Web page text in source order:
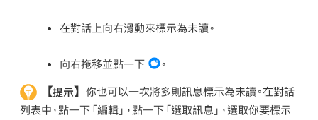
在對話上向右滑動來標示為未讀。
向右拖移並點一下 。
【提示】 你也可以一次將多則訊息標示為未讀。在對話
列表中，點一下「編輯」，點一下「選取訊息」，選取你要標示